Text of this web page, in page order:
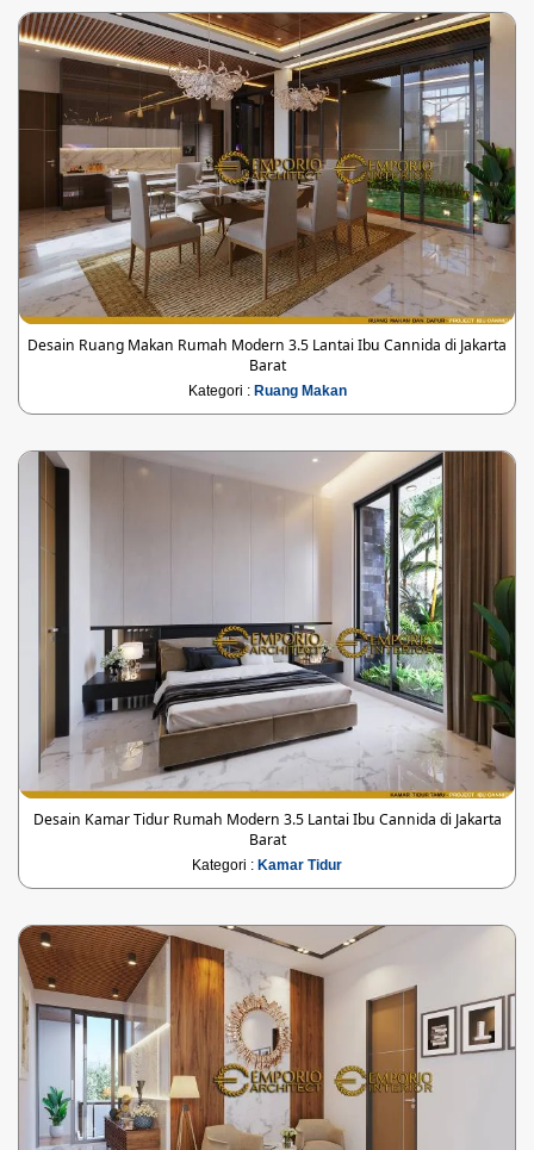
Desain Ruang Makan Rumah Modern 3.5 Lantai Ibu Cannida di Jakarta
Barat
Kategori : Ruang Makan
Desain Kamar Tidur Rumah Modern 3.5 Lantai Ibu Cannida di Jakarta
Barat
Kategori : Kamar Tidur